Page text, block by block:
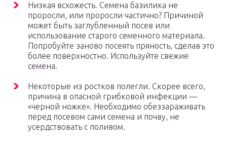
Низкая всхожесть. Семена базилика не
проросли, или проросли частично? Причиной
может быть заглубленный посев или
использование старого семенного материала.
Попробуйте заново посеять пряность, сделав это
более поверхностно. Используйте свежие
семена.
Некоторые из ростков полегли. Скорее всего,
причина в опасной грибковой инфекции —
«черной ножке». Необходимо обеззараживать
перед посевом сами семена и почву, не
усердствовать с поливом.